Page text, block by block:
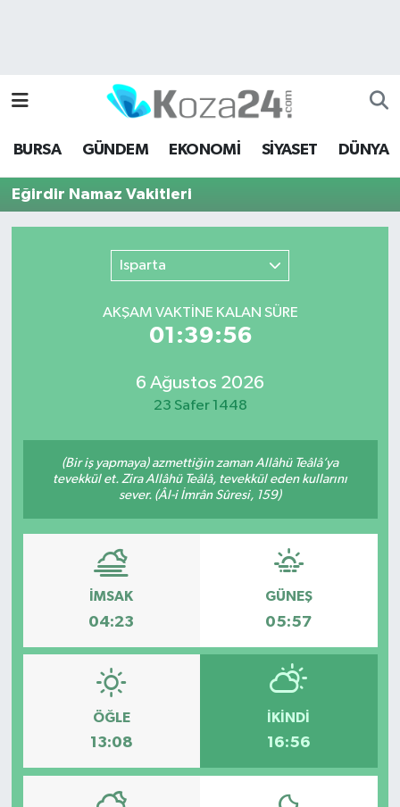
BURSA GÜNDEM EKONOMİ SİYASET DÜNYA
Eğirdir Namaz Vakitleri
Isparta
AKŞAM VAKTİNE KALAN SÜRE
01:39:56
6 Ağustos 2026
23 Safer 1448
(Bir iş yapmaya) azmettiğin zaman Allâhü Teâlâ’ya
tevekkül et. Zira Allâhü Teâlâ, tevekkül eden kullarını
sever. (Âl-i İmrân Sûresi, 159)
İMSAK
04:23
GÜNEŞ
05:57
ÖĞLE
13:08
İKINDI
16:56
Bursa Hava Durumu
Bursa Namaz Vakitleri
Bursa Trafik Yoğunluk Haritası
Süper Lig Puan Durumu ve Fikstür
Son Dakika Haberleri